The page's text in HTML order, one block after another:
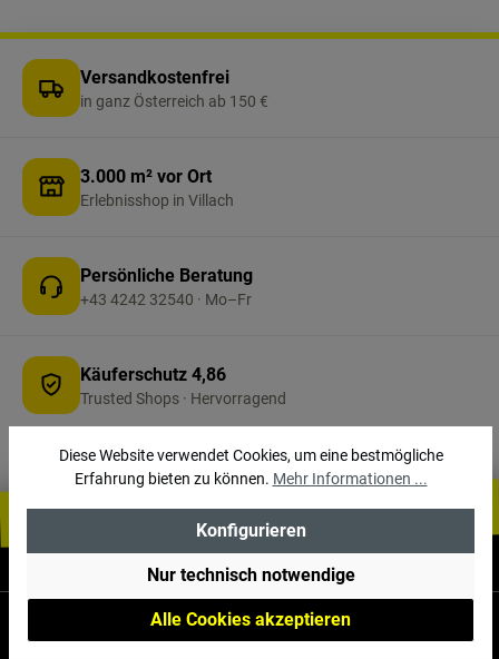
Diese Website verwendet Cookies, um eine bestmögliche
Erfahrung bieten zu können. Mehr Informationen ...
Alle Cookies akzeptieren
Nur technisch notwendige
Konfigurieren
Versandkostenfrei
in ganz Österreich ab 150 €
3.000 m² vor Ort
Erlebnisshop in Villach
Persönliche Beratung
+43 4242 32540 · Mo–Fr
Käuferschutz 4,86
Trusted Shops · Hervorragend
Informationen